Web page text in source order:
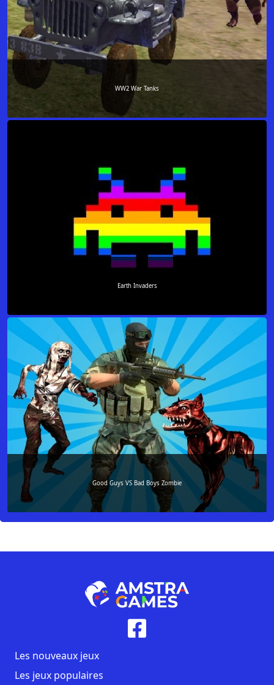
WW2 War Tanks
Earth Invaders
Good Guys VS Bad Boys Zombie
Les nouveaux jeux
Les jeux populaires